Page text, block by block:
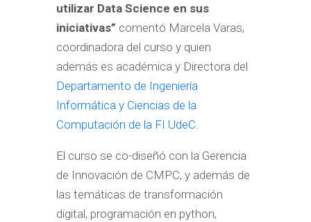
utilizar Data Science en sus
iniciativas” comentó Marcela Varas,
coordinadora del curso y quien
además es académica y Directora del
Departamento de Ingeniería
Informática y Ciencias de la
Computación de la FI UdeC.
El curso se co-diseñó con la Gerencia
de Innovación de CMPC, y además de
las temáticas de transformación
digital, programación en python,